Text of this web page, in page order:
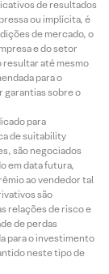
de resultados
ou implícita, é
de mercado, o
e do setor
resultar até mesmo
para o
garantias sobre o
para
de suitability
são negociados
em data futura,
ao vendedor tal
são
relações de risco e
de perdas
para o investimento
neste tipo de